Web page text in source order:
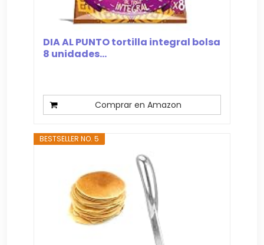
DIA AL PUNTO tortilla integral bolsa
8 unidades...
Comprar en Amazon
BESTSELLER NO. 5